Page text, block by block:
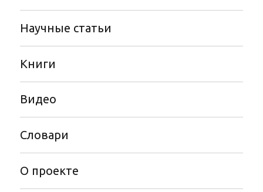
Научные статьи
Книги
Видео
Словари
О проекте